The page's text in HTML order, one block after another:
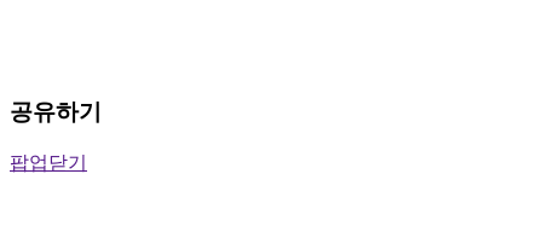
공유하기
팝업닫기